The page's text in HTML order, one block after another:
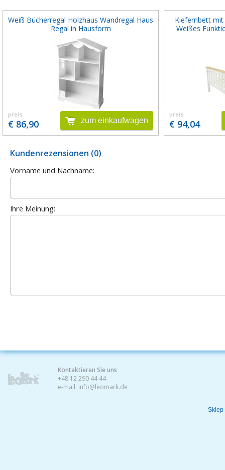
Weiß Bücherregal Holzhaus Wandregal Haus
Regal in Hausform
preis:
€ 86,90 zum einkaufwagen
Kiefernbett
Weißes
preis:
€ 94,04
Kundenrezensionen (0)
Vorname und Nachname:
Ihre Meinung:
Kontaktieren Sie uns
+48 12 290 44 44
e-mail: info@leomark.de
Sklep